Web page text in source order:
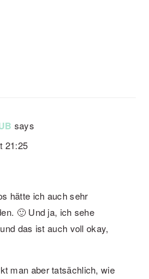
says
21:25
hätte ich auch sehr
🙂 Und ja, ich sehe
das ist auch voll okay,
man aber tatsächlich, wie